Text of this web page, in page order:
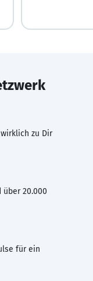
zu Dir
über 20.000
für ein